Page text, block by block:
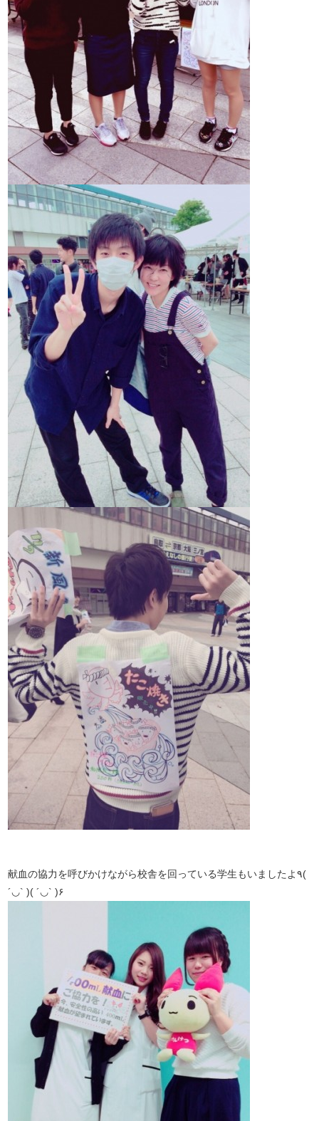
献血の協力を呼びかけながら校舎を回っている学生もいましたよ٩(
´◡` )( ´◡` )۶